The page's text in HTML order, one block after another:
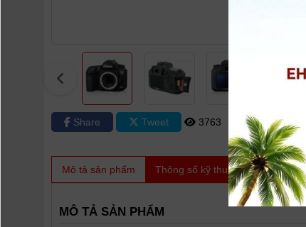
Share Tweet 3763 0
Mô tả sản phẩm Thông số kỹ thuật Video
MÔ TẢ SẢN PHẨM